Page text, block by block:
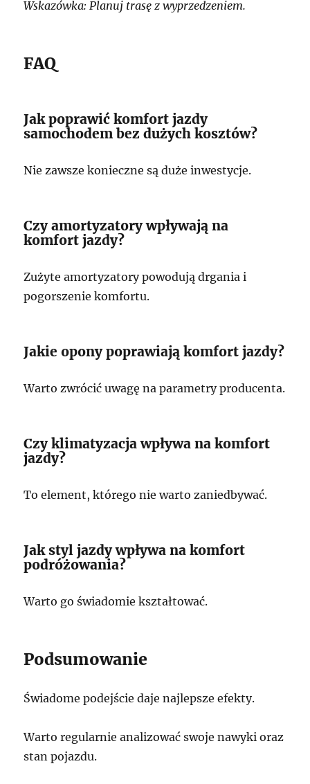
Wskazówka: Planuj trasę z wyprzedzeniem.
FAQ
Jak poprawić komfort jazdy
samochodem bez dużych kosztów?
Nie zawsze konieczne są duże inwestycje.
Czy amortyzatory wpływają na
komfort jazdy?
Zużyte amortyzatory powodują drgania i
pogorszenie komfortu.
Jakie opony poprawiają komfort jazdy?
Warto zwrócić uwagę na parametry producenta.
Czy klimatyzacja wpływa na komfort
jazdy?
To element, którego nie warto zaniedbywać.
Jak styl jazdy wpływa na komfort
podróżowania?
Warto go świadomie kształtować.
Podsumowanie
Świadome podejście daje najlepsze efekty.
Warto regularnie analizować swoje nawyki oraz
stan pojazdu.